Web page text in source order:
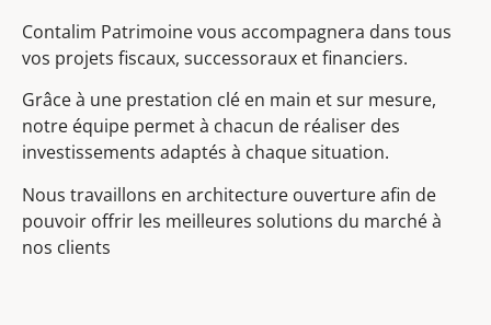
Contalim Patrimoine vous accompagnera dans tous
vos projets fiscaux, successoraux et financiers.
Grâce à une prestation clé en main et sur mesure,
notre équipe permet à chacun de réaliser des
investissements adaptés à chaque situation.
Nous travaillons en architecture ouverture afin de
pouvoir offrir les meilleures solutions du marché à
nos clients